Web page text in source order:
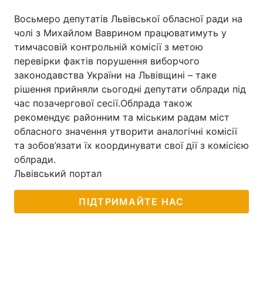
Восьмеро депутатів Львівської обласної ради на
чолі з Михайлом Ваврином працюватимуть у
тимчасовій контрольній комісії з метою
перевірки фактів порушення виборчого
законодавства України на Львівщині – таке
рішення прийняли сьогодні депутати облради під
час позачергової сесії.Облрада також
рекомендує районним та міським радам міст
обласного значення утворити аналогічні комісії
та зобов’язати їх координувати свої дії з комісією
облради.
Львівський портал
ПІДТРИМАЙТЕ НАС